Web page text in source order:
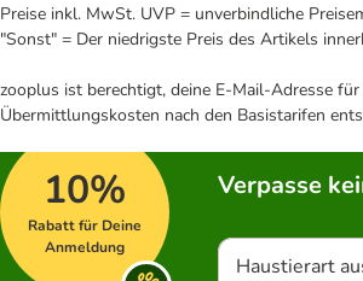
Preise inkl. MwSt. UVP = unverbindliche
"Sonst" = Der niedrigste Preis des Artikels
zooplus ist berechtigt, deine E-Mail-Adresse
Übermittlungskosten nach den Basistarifen
10%
Rabatt für Deine
Anmeldung
Verpasse
Haustierart